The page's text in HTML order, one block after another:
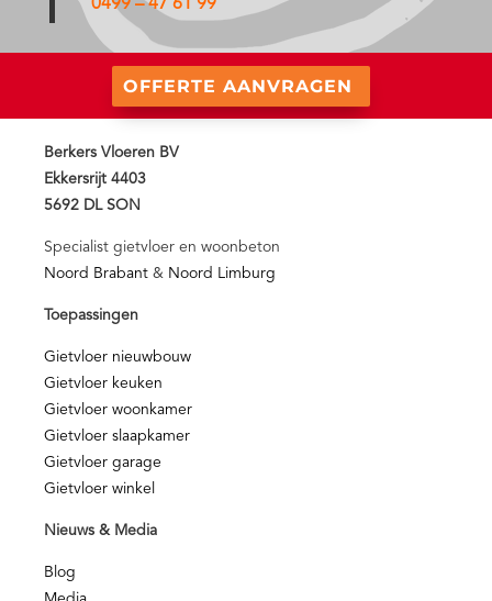
0499 – 47 61 99
OFFERTE AANVRAGEN
Berkers Vloeren BV
Ekkersrijt 4403
5692 DL SON
Specialist gietvloer en woonbeton
Noord Brabant & Noord Limburg
Toepassingen
Gietvloer nieuwbouw
Gietvloer keuken
Gietvloer woonkamer
Gietvloer slaapkamer
Gietvloer garage
Gietvloer winkel
Nieuws & Media
Blog